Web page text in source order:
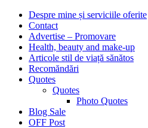
Despre mine și serviciile oferite
Contact
Advertise – Promovare
Health, beauty and make-up
Articole stil de viață sănătos
Recomăndări
Quotes
Quotes
Photo Quotes
Blog Sale
OFF Post